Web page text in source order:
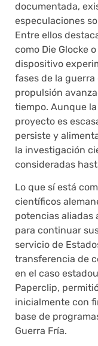
documentada,
especulaciones
Entre ellos
como Die Glocke
dispositivo
fases de la
propulsión
tiempo. Aunque
proyecto es
persiste y
la investigación
consideradas
Lo que sí está
científicos
potencias aliadas
para continuar
servicio de
transferencia de
en el caso
Paperclip,
inicialmente con
base de
Guerra Fría.